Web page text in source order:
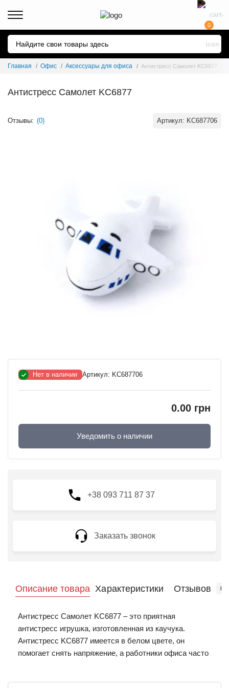
0
Главная Офис Аксессуары для офиса Антистресс Самолет KC6877
Антистресс Самолет KC6877
Отзывы: (0) Артикул: KC687706
Нет в наличии Артикул: KC687706
0.00 грн
Уведомить о наличии
+38 093 711 87 37
Заказать звонок
Описание товара Характеристики Отзывов 0
Антистресс Самолет KC6877 – это приятная
антистресс игрушка, изготовленная из каучука.
Антистресс KC6877 имеется в белом цвете, он
помогает снять напряжение, а работники офиса часто